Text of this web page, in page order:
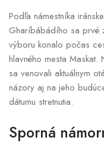
Podľa námestníka
Gharíbábádího sa prvé
výboru konalo počas
hlavného mesta
sa venovali aktuálnym
názory aj na jeho
dátumu stretnutia.
Sporná